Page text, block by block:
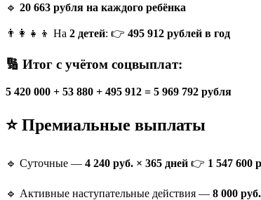
🔹 20 663 рубля на каждого ребёнка
👨‍👩‍👧‍👦 На 2 детей: 👉 495 912 рублей в год
🔢 Итог с учётом соцвыплат:
5 420 000 + 53 880 + 495 912 = 5 969 792 рубля
⭐ Премиальные выплаты
🔹 Суточные — 4 240 руб. × 365 дней 👉 1 547 600
🔹 Активные наступательные действия — 8 000